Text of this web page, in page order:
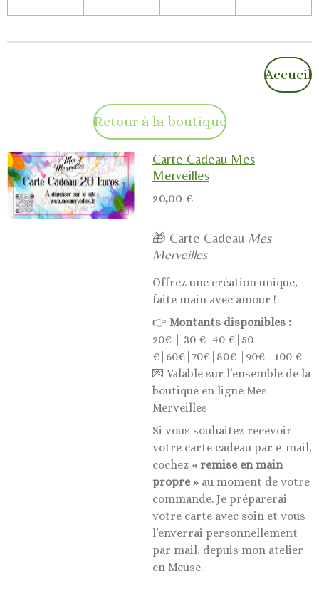
Accueil
Retour à la boutique
Carte Cadeau Mes
Merveilles
20,00 €
🎁 Carte Cadeau Mes
Merveilles
Offrez une création unique,
faite main avec amour !
👉 Montants disponibles :
20€ | 30 €|40 €|50
€|60€|70€|80€ |90€| 100 €
💌 Valable sur l’ensemble de la
boutique en ligne Mes
Merveilles
Si vous souhaitez recevoir
votre carte cadeau par e-mail,
cochez « remise en main
propre » au moment de votre
commande. Je préparerai
votre carte avec soin et vous
l’enverrai personnellement
par mail, depuis mon atelier
en Meuse.